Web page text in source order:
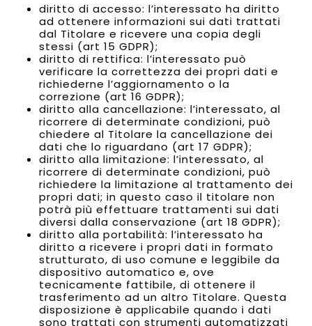
diritto di accesso: l’interessato ha diritto
ad ottenere informazioni sui dati trattati
dal Titolare e ricevere una copia degli
stessi (art 15 GDPR);
diritto di rettifica: l’interessato può
verificare la correttezza dei propri dati e
richiederne l’aggiornamento o la
correzione (art 16 GDPR);
diritto alla cancellazione: l’interessato, al
ricorrere di determinate condizioni, può
chiedere al Titolare la cancellazione dei
dati che lo riguardano (art 17 GDPR);
diritto alla limitazione: l’interessato, al
ricorrere di determinate condizioni, può
richiedere la limitazione al trattamento dei
propri dati; in questo caso il titolare non
potrà più effettuare trattamenti sui dati
diversi dalla conservazione (art 18 GDPR);
diritto alla portabilità: l’interessato ha
diritto a ricevere i propri dati in formato
strutturato, di uso comune e leggibile da
dispositivo automatico e, ove
tecnicamente fattibile, di ottenere il
trasferimento ad un altro Titolare. Questa
disposizione è applicabile quando i dati
sono trattati con strumenti automatizzati